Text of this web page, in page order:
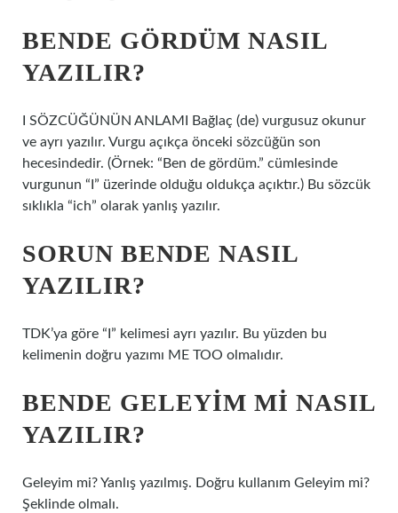
BENDE GÖRDÜM NASIL
YAZILIR?
I SÖZCÜĞÜNÜN ANLAMI Bağlaç (de) vurgusuz okunur
ve ayrı yazılır. Vurgu açıkça önceki sözcüğün son
hecesindedir. (Örnek: “Ben de gördüm.” cümlesinde
vurgunun “I” üzerinde olduğu oldukça açıktır.) Bu sözcük
sıklıkla “ich” olarak yanlış yazılır.
SORUN BENDE NASIL
YAZILIR?
TDK’ya göre “I” kelimesi ayrı yazılır. Bu yüzden bu
kelimenin doğru yazımı ME TOO olmalıdır.
BENDE GELEYIM MI NASIL
YAZILIR?
Geleyim mi? Yanlış yazılmış. Doğru kullanım Geleyim mi?
Şeklinde olmalı.